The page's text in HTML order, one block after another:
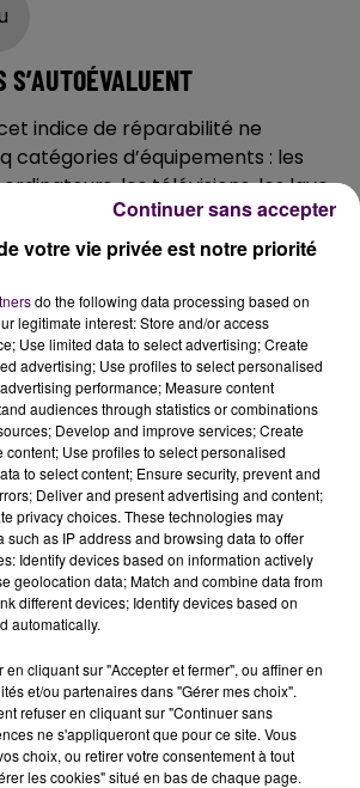
indice de réparabilité ne
catégories d’équipements : les
les télévisions, les lave-
tondeuses électriques."Mais ce
est voué à s’étendre au plus
les fabricants eux-mêmes qui
qu’ils attribuent à leurs propres
que les constructeurs jouent
faire confiance aux
pour surveiller que
explique-t-il.
découle directement de laloi
10 février 2020. Pour que le produit
il faut notamment que les
fiche techniquede l'appareil ou
détachées soient facilement
votre vie privée est notre priorité
do the following data processing based on
legitimate interest: Store and/or access
Use limited data to select advertising; Create
advertising; Use profiles to select personalised
performance; Measure content
audiences through statistics or combinations
Develop and improve services; Create
Use profiles to select personalised
to select content; Ensure security, prevent and
Deliver and present advertising and content;
privacy choices. These technologies may
such as IP address and browsing data to offer
Identify devices based on information actively
geolocation data; Match and combine data from
different devices; Identify devices based on
automatically.
en cliquant sur "Accepter et fermer", ou affiner en
et/ou partenaires dans "Gérer mes choix".
refuser en cliquant sur "Continuer sans
ne s'appliqueront que pour ce site. Vous
choix, ou retirer votre consentement à tout
les cookies" situé en bas de chaque page.
Continuer sans accepter